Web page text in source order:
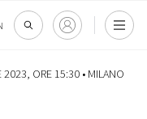
2023, ORE 15:30 • MILANO